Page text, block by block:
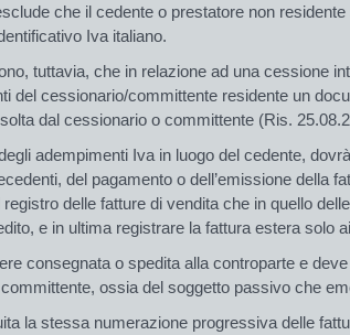
che il cedente o prestatore non
Iva italiano.
tuttavia, che in relazione ad una cessione
cessionario/committente residente un
dal cessionario o committente (Ris.
adempimenti Iva in luogo del cedente,
del pagamento o dell’emissione della
delle fatture di vendita che in quello
e in ultima registrare la fattura estera solo
consegnata o spedita alla controparte e
ossia del soggetto passivo che
la stessa numerazione progressiva delle